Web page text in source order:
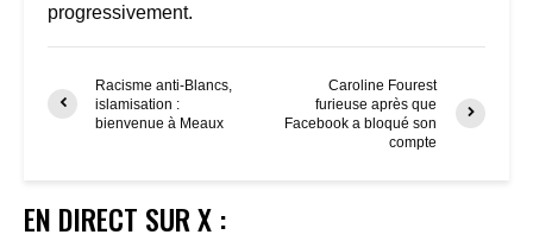
progressivement.
Racisme anti-Blancs,
islamisation :
bienvenue à Meaux
Caroline Fourest
furieuse après que
Facebook a bloqué son
compte
EN DIRECT SUR X :